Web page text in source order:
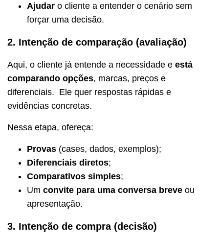
Ajudar o cliente a entender o cenário sem
forçar uma decisão.
2. Intenção de comparação (avaliação)
Aqui, o cliente já entende a necessidade e está
comparando opções, marcas, preços e
diferenciais. Ele quer respostas rápidas e
evidências concretas.
Nessa etapa, ofereça:
Provas (cases, dados, exemplos);
Diferenciais diretos;
Comparativos simples;
Um convite para uma conversa breve ou
apresentação.
3. Intenção de compra (decisão)